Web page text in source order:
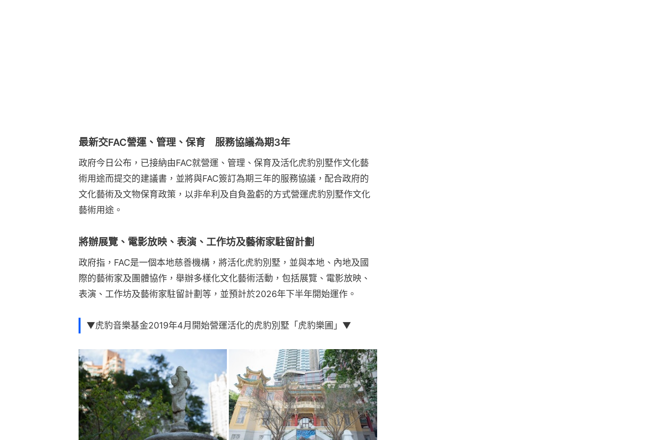
最新交FAC營運、管理、保育 服務協議為期3年
政府今日公布，已接納由FAC就營運、管理、保育及活化虎豹別墅作文化藝
術用途而提交的建議書，並將與FAC簽訂為期三年的服務協議，配合政府的
文化藝術及文物保育政策，以非牟利及自負盈虧的方式營運虎豹別墅作文化
藝術用途。
將辦展覽、電影放映、表演、工作坊及藝術家駐留計劃
政府指，FAC是一個本地慈善機構，將活化虎豹別墅，並與本地、內地及國
際的藝術家及團體協作，舉辦多樣化文化藝術活動，包括展覽、電影放映、
表演、工作坊及藝術家駐留計劃等，並預計於2026年下半年開始運作。
▼虎豹音樂基金2019年4月開始營運活化的虎豹別墅「虎豹樂圃」▼